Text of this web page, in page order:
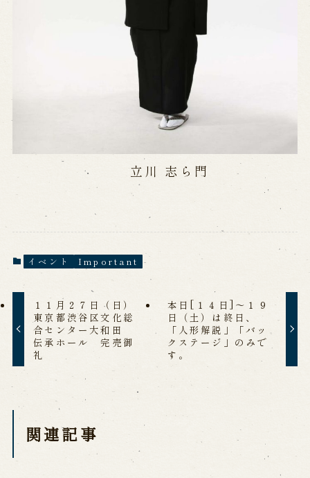
立川 志ら門
イベント Important
１１月２７日（日）
東京都渋谷区文化総
合センター大和田
伝承ホール 完売御
礼
本日[１４日]～１９
日（土）は終日、
「人形解説」「バッ
クステージ」のみで
す。
関連記事